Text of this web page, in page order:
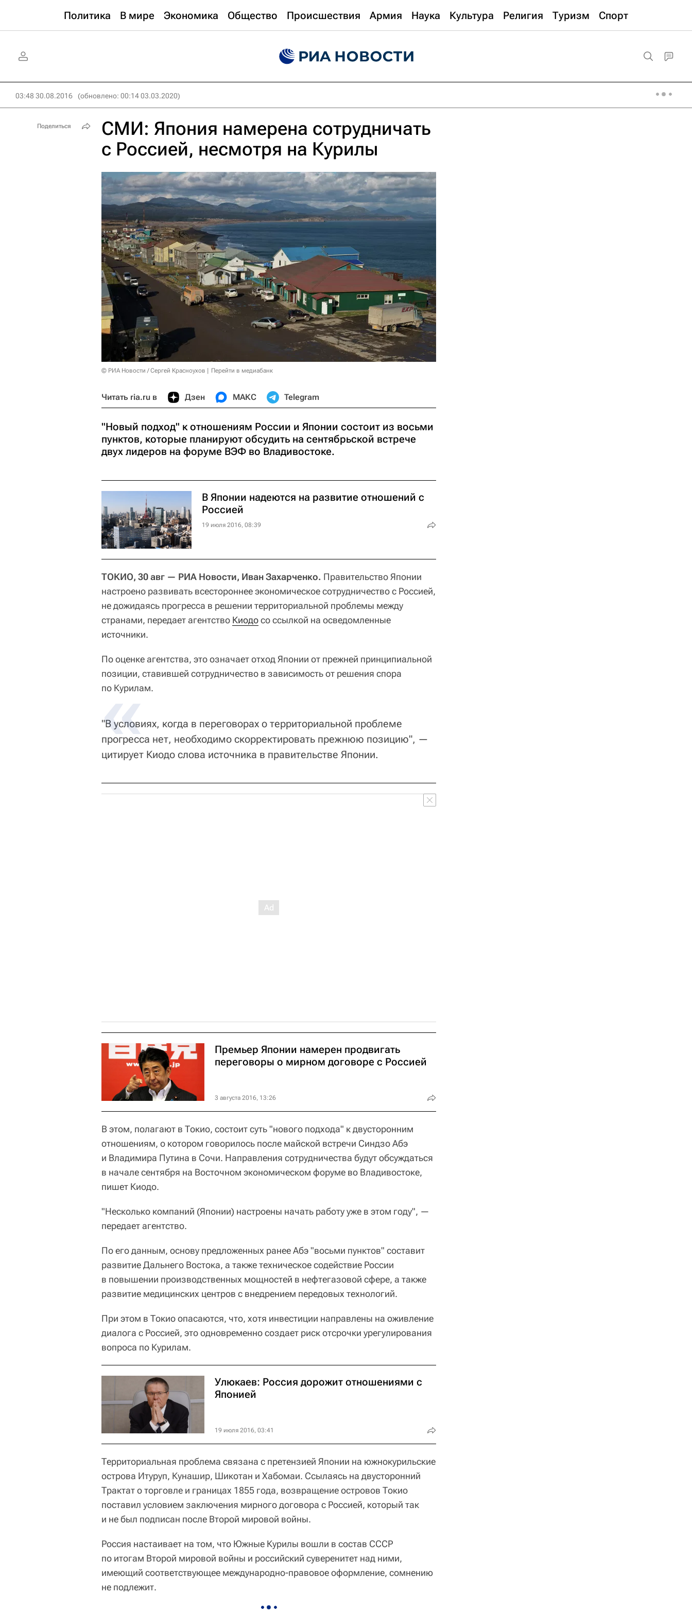
Политика В мире Экономика Общество Происшествия Армия Наука Культура Религия Туризм Спорт
03:48 30.08.2016 (обновлено: 00:14 03.03.2020)
СМИ: Япония намерена сотрудничать
с Россией, несмотря на Курилы
© РИА Новости / Сергей Красноухов Перейти в медиабанк
Читать ria.ru в Дзен МАКС Telegram
"Новый подход" к отношениям России и Японии состоит из восьми
пунктов, которые планируют обсудить на сентябрьской встрече
двух лидеров на форуме ВЭФ во Владивостоке.
В Японии надеются на развитие отношений с
Россией
19 июля 2016, 08:39
ТОКИО, 30 авг — РИА Новости, Иван Захарченко. Правительство Японии
настроено развивать всестороннее экономическое сотрудничество с Россией,
не дожидаясь прогресса в решении территориальной проблемы между
странами, передает агентство Киодосо ссылкой на осведомленные
источники.
По оценке агентства, это означает отход Японии от прежней принципиальной
позиции, ставившей сотрудничество в зависимость от решения спора
по Курилам.
"В условиях, когда в переговорах о территориальной проблеме
прогресса нет, необходимо скорректировать прежнюю позицию", —
цитирует Киодо слова источника в правительстве Японии.
Премьер Японии намерен продвигать
переговоры о мирном договоре с Россией
3 августа 2016, 13:26
В этом, полагают в Токио, состоит суть "нового подхода" к двусторонним
отношениям, о котором говорилось после майской встречи Синдзо Абэ
и Владимира Путина в Сочи. Направления сотрудничества будут обсуждаться
в начале сентября на Восточном экономическом форуме во Владивостоке,
пишет Киодо.
"Несколько компаний (Японии) настроены начать работу уже в этом году", —
передает агентство.
По его данным, основу предложенных ранее Абэ "восьми пунктов" составит
развитие Дальнего Востока, а также техническое содействие России
в повышении производственных мощностей в нефтегазовой сфере, а также
развитие медицинских центров с внедрением передовых технологий.
При этом в Токио опасаются, что, хотя инвестиции направлены на оживление
диалога с Россией, это одновременно создает риск отсрочки урегулирования
вопроса по Курилам.
Улюкаев: Россия дорожит отношениями с
Японией
19 июля 2016, 03:41
Территориальная проблема связана с претензией Японии на южнокурильские
острова Итуруп, Кунашир, Шикотан и Хабомаи. Ссылаясь на двусторонний
Трактат о торговле и границах 1855 года, возвращение островов Токио
поставил условием заключения мирного договора с Россией, который так
и не был подписан после Второй мировой войны.
Россия настаивает на том, что Южные Курилы вошли в состав СССР
по итогам Второй мировой войны и российский суверенитет над ними,
имеющий соответствующее международно-правовое оформление, сомнению
не подлежит.
Поделиться